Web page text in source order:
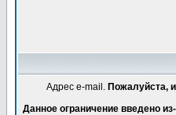
Адрес e-mail. Пожалуйста,
Данное ограничение введено